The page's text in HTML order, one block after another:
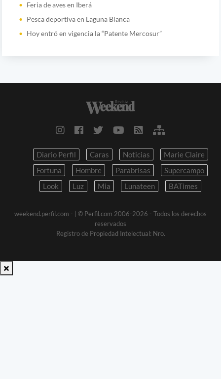
Feria de aves en Iberá
Pesca deportiva en Laguna Blanca
Hoy entró en vigencia la “Patente Mercosur”
Diario Perfil Caras Noticias
Marie Claire
Fortuna
Hombre Parabrisas
Supercampo
Look
Luz Mia Lunateen BATimes
weekend.perfil.com - | © Perfil.com 2006-2026 - Todos los derechos
reservados
Registro de Propiedad Intelectual: Nro.